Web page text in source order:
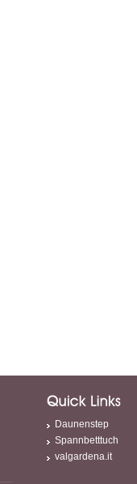
Daunenstep
Spannbetttuch
valgardena.it